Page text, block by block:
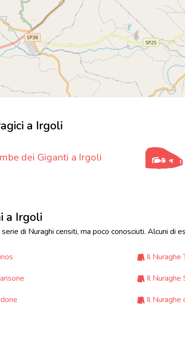
a Irgoli
dei Giganti a Irgoli
a Irgoli
di Nuraghi censiti, ma poco conosciuti. Alcuni
Il Nuraghe
Il Nuraghe
Il Nuraghe